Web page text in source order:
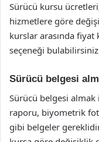
Sürücü kursu
hizmetlere göre
kurslar arasında fiyat
seçeneği
Sürücü belgesi
Sürücü belgesi
raporu, biyometrik
gibi belgeler